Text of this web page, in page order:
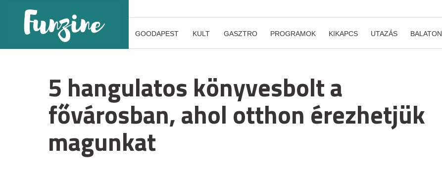
GOODAPEST KULT GASZTRO PROGRAMOK KIKAPCS UTAZÁS BALATON
5 hangulatos könyvesbolt a
fővárosban, ahol otthon érezhetjük
magunkat